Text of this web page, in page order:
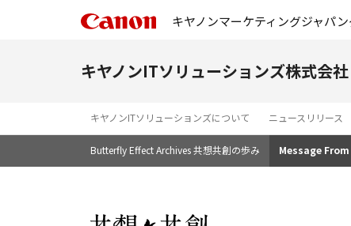
キヤノンマーケティングジャパ
キヤノンITソリューションズ株式会社
キヤノンITソリューションズについて ニュースリリース
Butterfly Effect Archives 共想共創の歩み Message From